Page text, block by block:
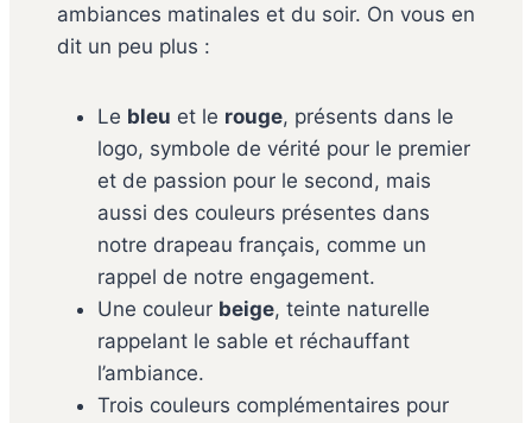
ambiances matinales et du soir. On vous en
dit un peu plus :
Le bleu et le rouge, présents dans le
logo, symbole de vérité pour le premier
et de passion pour le second, mais
aussi des couleurs présentes dans
notre drapeau français, comme un
rappel de notre engagement.
Une couleur beige, teinte naturelle
rappelant le sable et réchauffant
l’ambiance.
Trois couleurs complémentaires pour